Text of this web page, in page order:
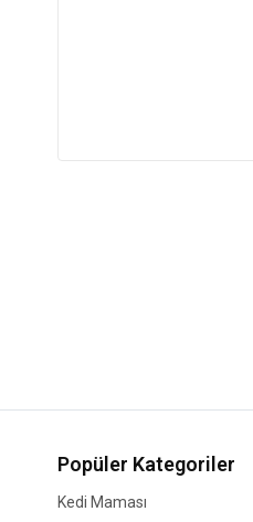
Popüler Kategoriler
Kedi Maması